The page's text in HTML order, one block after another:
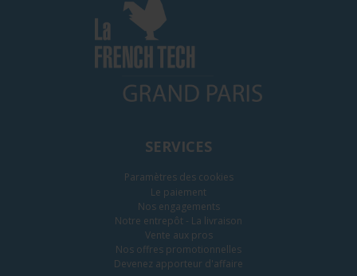
SERVICES
Paramètres des cookies
Le paiement
Nos engagements
Notre entrepôt - La livraison
Vente aux pros
Nos offres promotionnelles
Devenez apporteur d'affaire